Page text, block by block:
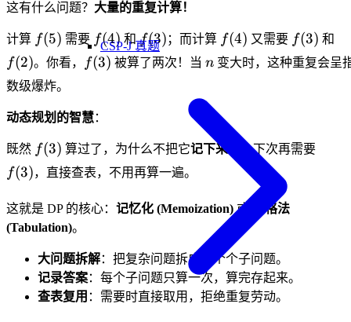
CSP-J 真题
这有什么问题？ 大量的重复计算！
计算 f(5)
f(5) 需要 f(4)
f(4)和f(3)
f(3) ；而计算 f(4)
f(4) 又需要 f(3)
f(3) 和
f(2)。你看， f(3)
f(3) 被算了两次！当n
n 变大时，这种重复会呈
数级爆炸。
动态规划的智慧：
既然 f(3)
f(3) 算过了，为什么不把它记下来 呢？下次再需要
f(3)，直接查表，不用再算一遍。
这就是 DP 的核心： 记忆化 (Memoization)或
表格法
(Tabulation)。
大问题拆解：把复杂问题拆成一个个子问题。
记录答案：每个子问题只算一次，算完存起来。
查表复用 ：需要时直接取用，拒绝重复劳动。